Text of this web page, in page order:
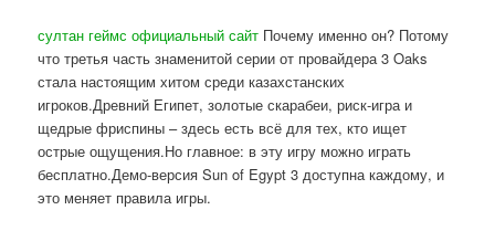
султан геймс официальный сайт Почему именно он? Потому
что третья часть знаменитой серии от провайдера 3 Oaks
стала настоящим хитом среди казахстанских
игроков.Древний Египет, золотые скарабеи, риск-игра и
щедрые фриспины – здесь есть всё для тех, кто ищет
острые ощущения.Но главное: в эту игру можно играть
бесплатно.Демо-версия Sun of Egypt 3 доступна каждому, и
это меняет правила игры.